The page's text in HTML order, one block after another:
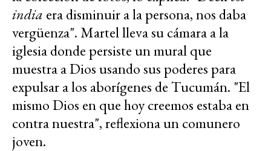
india era disminuir a la persona, nos daba
vergüenza". Martel lleva su cámara a la
iglesia donde persiste un mural que
muestra a Dios usando sus poderes para
expulsar a los aborígenes de Tucumán. "El
mismo Dios en que hoy creemos estaba en
contra nuestra", reflexiona un comunero
joven.